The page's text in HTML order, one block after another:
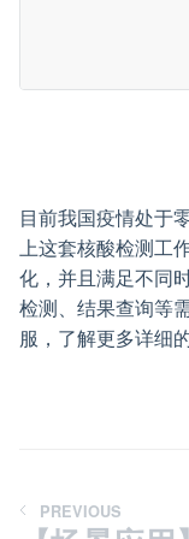
目前我国疫情处于
上这套核酸检测工
化，并且满足不同
检测、结果查询等
服，了解更多详细
PREVIOUS